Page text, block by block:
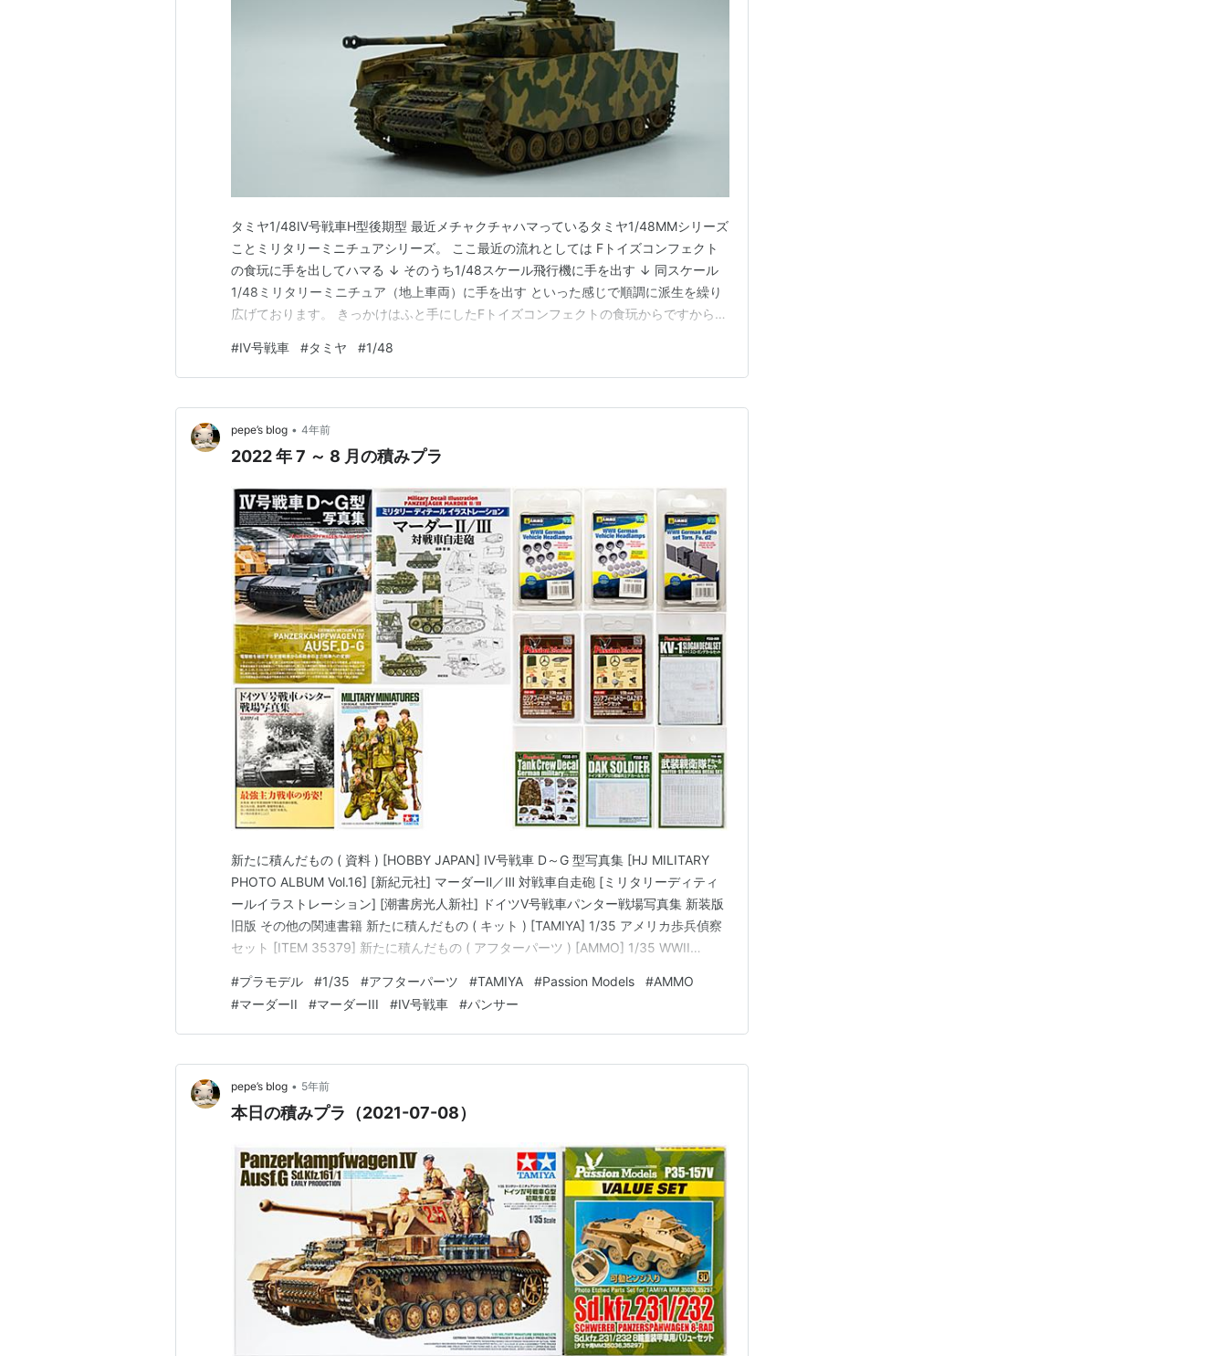
タミヤ1/48Ⅳ号戦車H型後期型 最近メチャクチャハマっているタミヤ1/48MMシリーズ
ことミリタリーミニチュアシリーズ。 ここ最近の流れとしては Fトイズコンフェクト
の食玩に手を出してハマる ↓ そのうち1/48スケール飛行機に手を出す ↓ 同スケール
1/48ミリタリーミニチュア（地上車両）に手を出す といった感じで順調に派生を繰り
広げております。 きっかけはふと手にしたFトイズコンフェクトの食玩からですから
マり毎日とても充実しておりますです。 1/48の地上車両の魅力は何といっても同一ス
ケールの飛行機と並べられ…
#Ⅳ号戦車 #タミヤ #1/48
pepe’s blog • 4年前
2022 年 7 ～ 8 月の積みプラ
新たに積んだもの ( 資料 ) [HOBBY JAPAN] Ⅳ号戦車 D～G 型写真集 [HJ MILITARY
PHOTO ALBUM Vol.16] [新紀元社] マーダーⅡ／Ⅲ 対戦車自走砲 [ミリタリーディティ
ールイラストレーション] [潮書房光人新社] ドイツV号戦車パンター戦場写真集 新装版
旧版 その他の関連書籍 新たに積んだもの ( キット ) [TAMIYA] 1/35 アメリカ歩兵偵察
セット [ITEM 35379] 新たに積んだもの ( アフターパーツ ) [AMMO] 1/35 WWII
#プラモデル #1/35 #アフターパーツ #TAMIYA #Passion Models #AMMO
#マーダーII #マーダーIII #Ⅳ号戦車 #パンサー
pepe’s blog • 5年前
本日の積みプラ（2021-07-08）